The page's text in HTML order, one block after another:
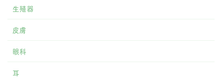
生殖器
皮膚
眼科
耳